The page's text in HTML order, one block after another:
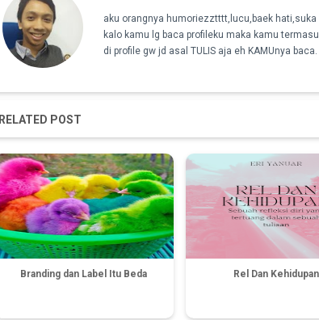
aku orangnya humoriezztttt,lucu,baek
kalo kamu lg baca profileku maka kamu
di profile gw jd asal TULIS aja eh KAMUnya baca.
RELATED POST
Branding dan Label Itu Beda Rel Dan Kehidupan